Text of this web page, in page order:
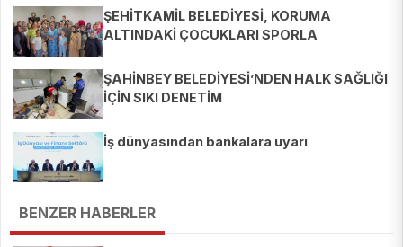
ŞEHİTKAMİL BELEDİYESİ, KORUMA
ALTINDAKİ ÇOCUKLARI SPORLA
ŞAHİNBEY BELEDİYESİ’NDEN HALK SAĞLIĞI
İÇİN SIKI DENETİM
İş dünyasından bankalara uyarı
BENZER HABERLER